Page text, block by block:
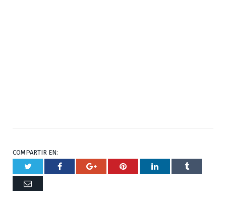
COMPARTIR EN:
Twitter Facebook Google+ Pinterest RespuestaTumblr
Correo